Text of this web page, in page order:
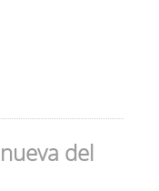
del